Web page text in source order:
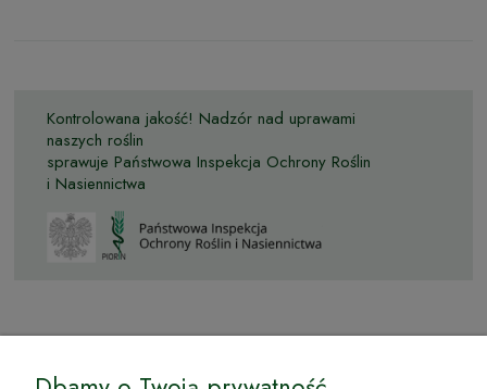
Kontrolowana jakość! Nadzór nad uprawami
naszych roślin
sprawuje Państwowa Inspekcja Ochrony Roślin
i Nasiennictwa